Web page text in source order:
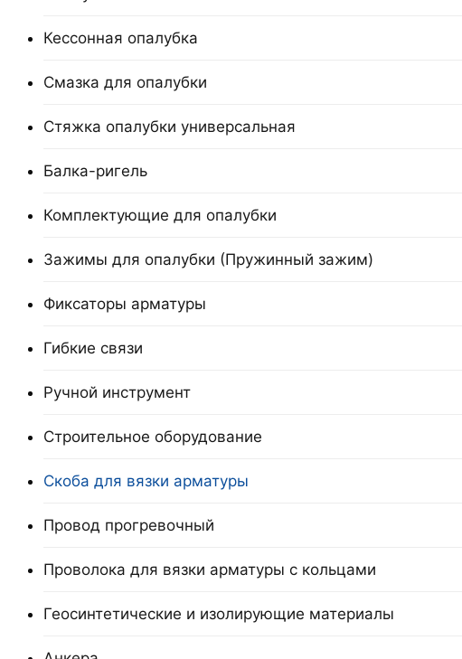
Кессонная опалубка
Смазка для опалубки
Стяжка опалубки универсальная
Балка-ригель
Комплектующие для опалубки
Зажимы для опалубки (Пружинный зажим)
Фиксаторы арматуры
Гибкие связи
Ручной инструмент
Cтроительное оборудование
Скоба для вязки арматуры
Провод прогревочный
Проволока для вязки арматуры с кольцами
Геосинтетические и изолирующие материалы